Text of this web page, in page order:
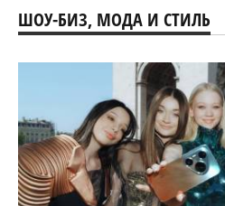
ШОУ-БИЗ, МОДА И СТИЛЬ